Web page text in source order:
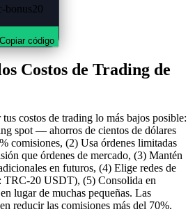
bonus20
Copiar código
Costos de Trading de
tus costos de trading lo más bajos posible:
spot — ahorros de cientos de dólares
comisiones, (2) Usa órdenes limitadas
que órdenes de mercado, (3) Mantén
en futuros, (4) Elige redes de
TRC-20 USDT), (5) Consolida en
lugar de muchas pequeñas. Las
reducir las comisiones más del 70%.